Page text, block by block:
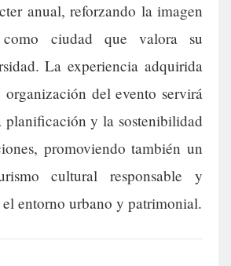
anual, reforzando la imagen
ciudad que valora su
La experiencia adquirida
del evento servirá
planificación y la sostenibilidad
promoviendo también un
cultural responsable y
el entorno urbano y patrimonial.